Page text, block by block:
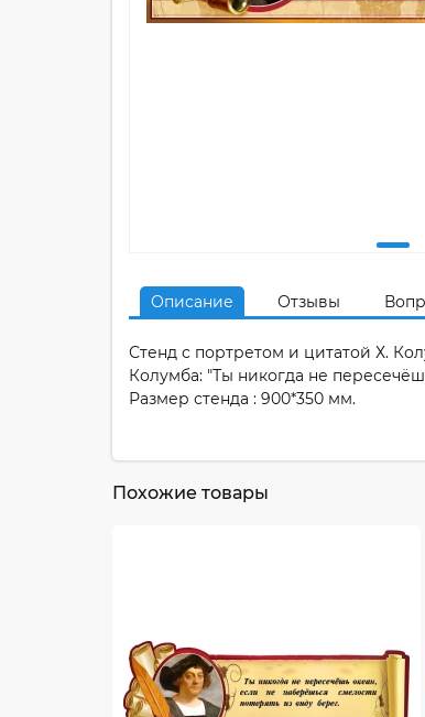
Описание Отзывы
Стенд с портретом и цитатой Х.
Колумба: "Ты никогда не
Размер стенда : 900*350 мм.
Похожие товары